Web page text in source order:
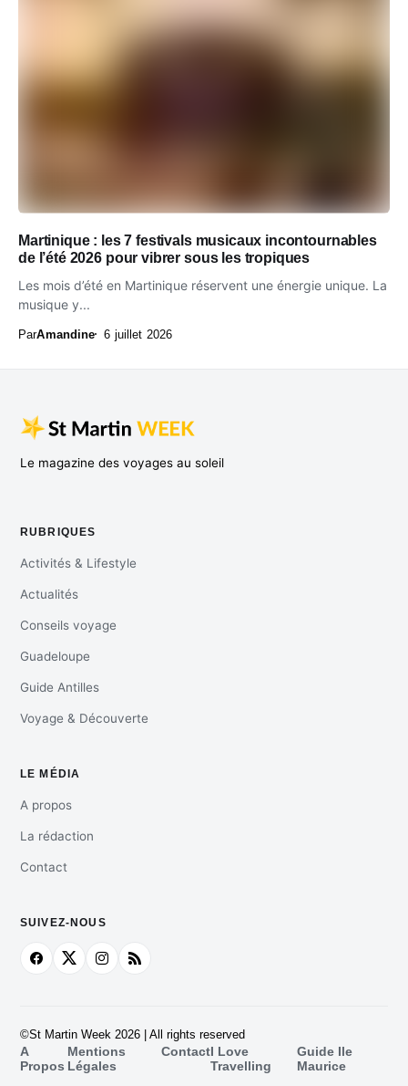
Martinique : les 7 festivals musicaux incontournables
de l’été 2026 pour vibrer sous les tropiques
Les mois d’été en Martinique réservent une énergie unique. La
musique y...
ParAmandine 6 juillet 2026
Le magazine des voyages au soleil
RUBRIQUES
Activités & Lifestyle
Actualités
Conseils voyage
Guadeloupe
Guide Antilles
Voyage & Découverte
LE MÉDIA
A propos
La rédaction
Contact
SUIVEZ-NOUS
©St Martin Week 2026 | All rights reserved
A
Propos
Mentions
Légales
ContactI Love
Travelling
Guide Ile
Maurice